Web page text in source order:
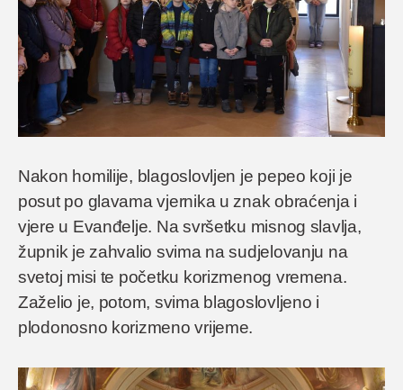
Nakon homilije, blagoslovljen je pepeo koji je
posut po glavama vjernika u znak obraćenja i
vjere u Evanđelje. Na svršetku misnog slavlja,
župnik je zahvalio svima na sudjelovanju na
svetoj misi te početku korizmenog vremena.
Zaželio je, potom, svima blagoslovljeno i
plodonosno korizmeno vrijeme.